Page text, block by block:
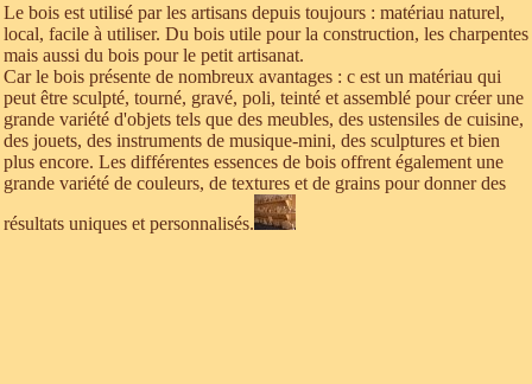
Le bois est utilisé par les artisans depuis toujours : matériau naturel,
local, facile à utiliser. Du bois utile pour la construction, les charpentes
mais aussi du bois pour le petit artisanat.
Car le bois présente de nombreux avantages : c est un matériau qui
peut être sculpté, tourné, gravé, poli, teinté et assemblé pour créer une
grande variété d'objets tels que des meubles, des ustensiles de cuisine,
des jouets, des instruments de musique-mini, des sculptures et bien
plus encore. Les différentes essences de bois offrent également une
grande variété de couleurs, de textures et de grains pour donner des
résultats uniques et personnalisés.